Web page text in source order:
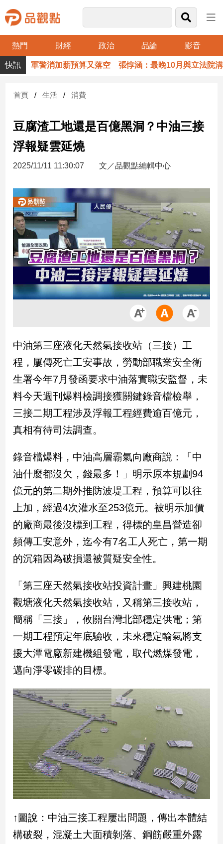
熱門 財經 政治 品論 影音
品
觀
財
台
財
新
產
經/
股
市
房
地
產
品
政
治
政
治
焦
觀
民
調
國
會
點
觀
點
兩
岸/
國
際
會/
地
方
新
病
毒
專
區
南
台
灣
點
南
軍警消加薪預算又落空 張惇涵：最晚10月與立法院溝通
首頁 生活 消費
豆腐渣工地還是百億黑洞？中油三接
浮報疑雲延燒
2025/11/11 11:30:07 文／品觀點編輯中心
中油第三座液化天然氣接收站（三接）工
程，屢傳死亡工安事故，勞動部職業安全衛
生署今年7月發函要求中油落實職安監督，未
料今天週刊爆料檢調接獲關鍵錄音檔檢舉，
三接二期工程涉及浮報工程經費逾百億元，
真相有待司法調查。
錄音檔爆料，中油高層霸氣向廠商說：「中
油什麼都沒欠，錢最多！」明示原本規劃94
億元的第二期外推防波堤工程，預算可以往
上加，經過4次灌水至253億元。被明示加價
的廠商最後沒標到工程，得標的皇昌營造卻
頻傳工安意外，迄今有7名工人死亡，第一期
的沉箱因為破損還被質疑安全性。
「第三座天然氣接收站投資計畫」興建桃園
觀塘液化天然氣接收站，又稱第三接收站，
簡稱「三接」，攸關台灣北部穩定供電；第
一期工程預定年底驗收，未來穩定輸氣將支
援大潭電廠新建機組發電，取代燃煤發電，
邁向淨零碳排的目標。
↑圖說：中油三接工程屢出問題，傳出本體結
構破裂，混凝土大面積剝落、鋼筋嚴重外露